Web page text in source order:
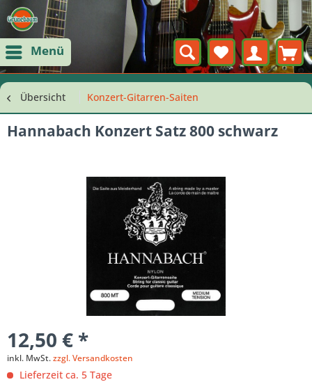
Menü
Übersicht Konzert-Gitarren-Saiten
Hannabach Konzert Satz 800 schwarz
12,50 € *
inkl. MwSt.zzgl. Versandkosten
Lieferzeit ca. 5 Tage